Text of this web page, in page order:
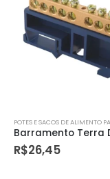
R$26,45